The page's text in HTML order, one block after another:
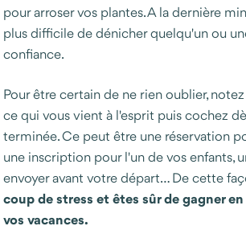
pour arroser vos plantes. A la dernière
plus difficile de dénicher quelqu'un ou
confiance.
Pour être certain de ne rien oublier,
ce qui vous vient à l'esprit puis cochez
terminée. Ce peut être une réservation
une inscription pour l'un de vos enfants,
envoyer avant votre départ… De cette
coup de stress et êtes sûr de gagner
vos vacances.